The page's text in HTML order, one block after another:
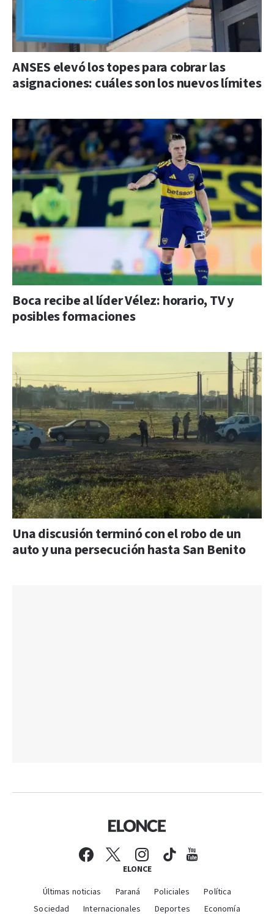
ANSES elevó los topes para cobrar las
asignaciones: cuáles son los nuevos límites
Boca recibe al líder Vélez: horario, TV y
posibles formaciones
Una discusión terminó con el robo de un
auto y una persecución hasta San Benito
ELONCE
Últimas noticias Paraná Policiales
Política
Sociedad
Internacionales Deportes Economía